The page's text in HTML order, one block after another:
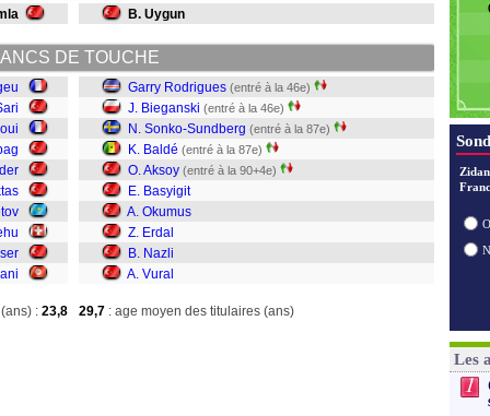
B. Uygun
DE TOUCHE
Garry Rodrigues (entré à la 46e)
J. Bieganski (entré à la 46e)
N. Sonko-Sundberg (entré à la 87e)
K. Baldé (entré à la 87e)
O. Aksoy (entré à la 90+4e)
E. Basyigit
A. Okumus
Z. Erdal
B. Nazli
A. Vural
: 23,8 29,7 : age moyen des titulaires (ans)
Les
1